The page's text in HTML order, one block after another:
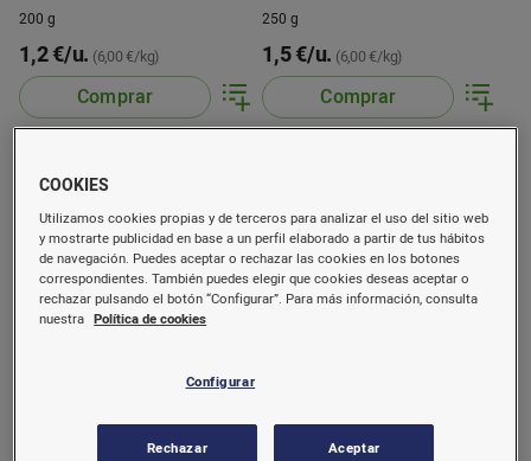
200 g
1,2 €/u. (6,00 €/kg)
Comprar
250 g
1,5 €/u. (6,00 €/kg)
Comprar
COOKIES
Utilizamos cookies propias y de terceros para analizar el uso del sitio web
y mostrarte publicidad en base a un perfil elaborado a partir de tus hábitos
de navegación. Puedes aceptar o rechazar las cookies en los botones
correspondientes. También puedes elegir que cookies deseas aceptar o
rechazar pulsando el botón “Configurar”. Para más información, consulta
nuestra Política de cookies
Configurar
Rechazar Aceptar